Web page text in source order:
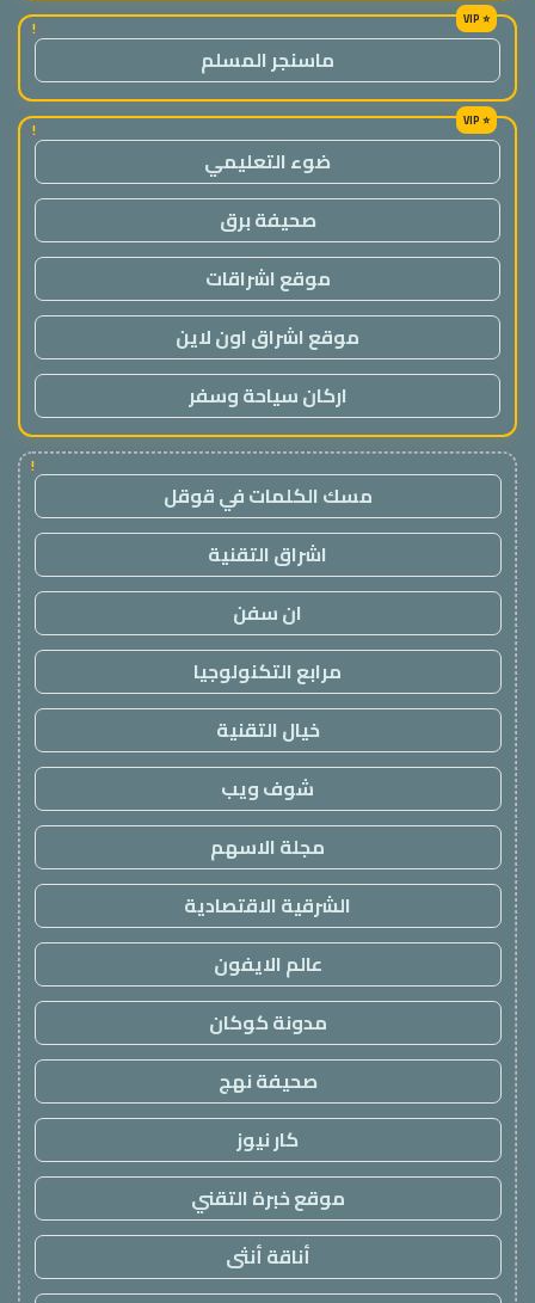
!
ماسنجر المسلم
!
ضوء التعليمي
صحيفة برق
موقع اشراقات
موقع اشراق اون لاين
اركان سياحة وسفر
!
مسك الكلمات في قوقل
اشراق التقنية
ان سفن
مرابع التكنولوجيا
خيال التقنية
شوف ويب
مجلة الاسهم
الشرقية الاقتصادية
عالم الايفون
مدونة كوكان
صحيفة نهج
كار نيوز
موقع خبرة التقني
أناقة أنثى